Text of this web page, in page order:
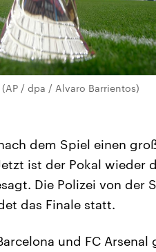
/ dpa / Alvaro Barrientos)
dem Spiel einen
ist der Pokal wieder
Die Polizei von der
das Finale statt.
und FC Arsenal